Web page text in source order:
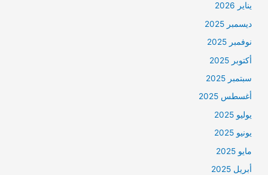
يناير 2026
ديسمبر 2025
نوفمبر 2025
أكتوبر 2025
سبتمبر 2025
أغسطس 2025
يوليو 2025
يونيو 2025
مايو 2025
أبريل 2025